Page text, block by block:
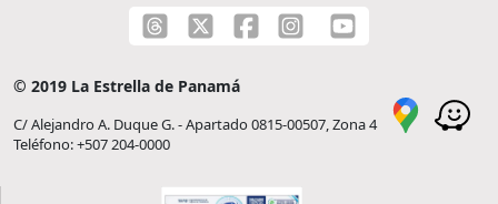
© 2019 La Estrella de Panamá
C/ Alejandro A. Duque G. - Apartado 0815-00507, Zona 4
Teléfono: +507 204-0000